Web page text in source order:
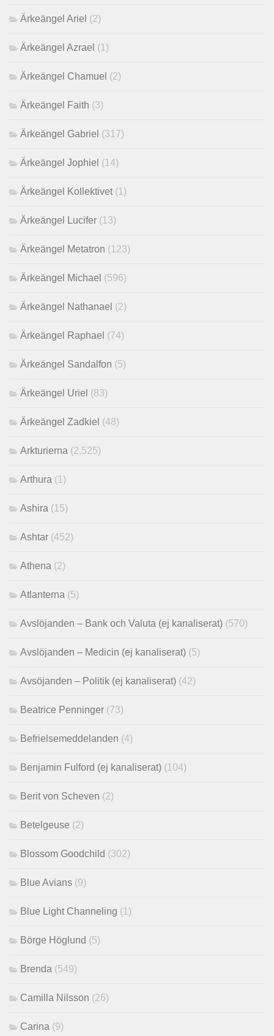
Ärkeängel Ariel (2)
Ärkeängel Azrael (1)
Ärkeängel Chamuel (2)
Ärkeängel Faith (3)
Ärkeängel Gabriel (317)
Ärkeängel Jophiel (14)
Ärkeängel Kollektivet (1)
Ärkeängel Lucifer (13)
Ärkeängel Metatron (123)
Ärkeängel Michael (596)
Ärkeängel Nathanael (2)
Ärkeängel Raphael (74)
Ärkeängel Sandalfon (5)
Ärkeängel Uriel (83)
Ärkeängel Zadkiel (48)
Arkturierna (2,525)
Arthura (1)
Ashira (15)
Ashtar (452)
Athena (2)
Atlanterna (5)
Avslöjanden – Bank och Valuta (ej kanaliserat) (570)
Avslöjanden – Medicin (ej kanaliserat) (5)
Avsöjanden – Politik (ej kanaliserat) (42)
Beatrice Penninger (73)
Befrielsemeddelanden (4)
Benjamin Fulford (ej kanaliserat) (104)
Berit von Scheven (2)
Betelgeuse (2)
Blossom Goodchild (302)
Blue Avians (9)
Blue Light Channeling (1)
Börge Höglund (5)
Brenda (549)
Camilla Nilsson (26)
Carina (9)